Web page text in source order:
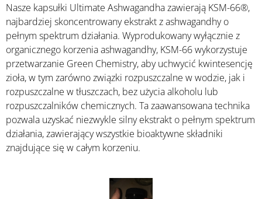
Nasze kapsułki Ultimate Ashwagandha zawierają KSM-66®,
najbardziej skoncentrowany ekstrakt z ashwagandhy o
pełnym spektrum działania. Wyprodukowany wyłącznie z
organicznego korzenia ashwagandhy, KSM-66 wykorzystuje
przetwarzanie Green Chemistry, aby uchwycić kwintesencję
zioła, w tym zarówno związki rozpuszczalne w wodzie, jak i
rozpuszczalne w tłuszczach, bez użycia alkoholu lub
rozpuszczalników chemicznych. Ta zaawansowana technika
pozwala uzyskać niezwykle silny ekstrakt o pełnym spektrum
działania, zawierający wszystkie bioaktywne składniki
znajdujące się w całym korzeniu.